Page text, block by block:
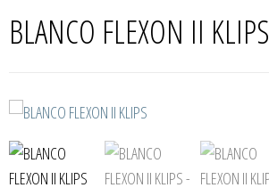
BLANCO FLEXON II KLIPS